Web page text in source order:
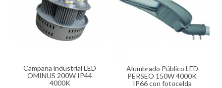
Campana industrial LED
OMINUS 200W IP44
4000K
Alumbrado Público LED
PERSEO 150W 4000K
IP66 con fotocelda